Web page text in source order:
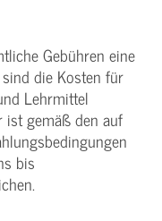
Gebühren eine
die Kosten für
Lehrmittel
ist gemäß den auf
bis